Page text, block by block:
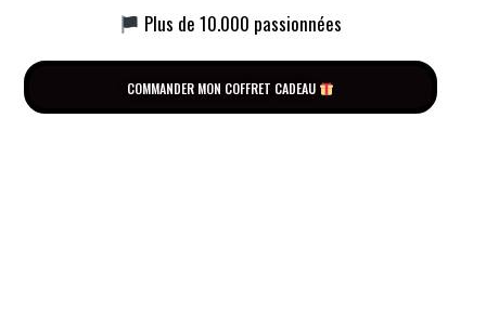
Plus de 10.000 passionnées
COMMANDER MON COFFRET CADEAU